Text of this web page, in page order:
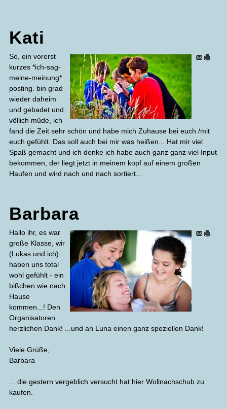
Kati
So, ein vorerst
kurzes *ich-sag-
meine-meinung*
posting. bin grad
wieder daheim
und gebadet und
völlich müde, ich
fand die Zeit sehr schön und habe mich Zuhause bei euch /mit
euch gefühlt. Das soll auch bei mir was heißen... Hat mir viel
Spaß gemacht und ich denke ich habe auch ganz ganz viel Input
bekommen, der liegt jetzt in meinem kopf auf einem großen
Haufen und wird nach und nach sortiert...
Barbara
Hallo ihr, es war
große Klasse, wir
(Lukas und ich)
haben uns total
wohl gefühlt - ein
bißchen wie nach
Hause
kommen...! Den
Organisatoren
herzlichen Dank! ...und an Luna einen ganz speziellen Dank!
Viele Grüße,
Barbara
... die gestern vergeblich versucht hat hier Wollnachschub zu
kaufen.